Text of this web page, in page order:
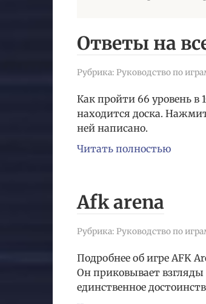
Ответы на
Рубрика: Руководство по
Как пройти 66 уровень в
находится доска.
ней написано.
Читать полностью
Afk arena
Рубрика: Руководство по
Подробнее об игре AFK
Он приковывает взгляды
единственное